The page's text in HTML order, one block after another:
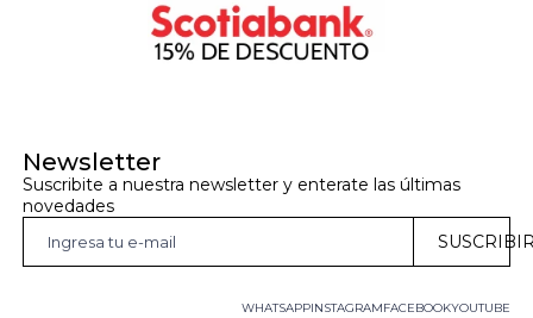
Newsletter
Suscribite a nuestra newsletter y enterate las últimas
novedades
WHATSAPP FACEBOOKYOUTUBE
INSTAGRAM